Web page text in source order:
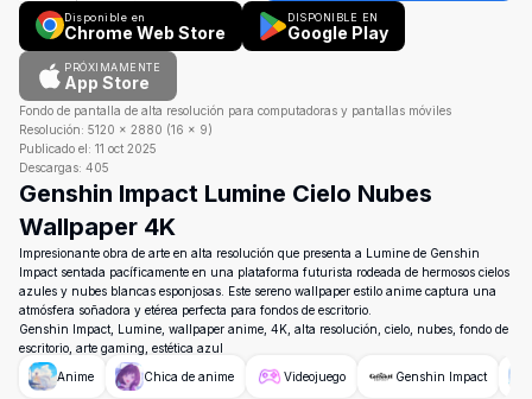
Disponible en
Chrome Web Store
DISPONIBLE EN
Google Play
PRÓXIMAMENTE
App Store
Fondo de pantalla de alta resolución para computadoras y pantallas móviles
Resolución: 5120 × 2880 (16 × 9)
Publicado el: 11 oct 2025
Descargas: 405
Genshin Impact Lumine Cielo Nubes
Wallpaper 4K
Impresionante obra de arte en alta resolución que presenta a Lumine de Genshin
Impact sentada pacíficamente en una plataforma futurista rodeada de hermosos cielos
azules y nubes blancas esponjosas. Este sereno wallpaper estilo anime captura una
atmósfera soñadora y etérea perfecta para fondos de escritorio.
Genshin Impact, Lumine, wallpaper anime, 4K, alta resolución, cielo, nubes, fondo de
escritorio, arte gaming, estética azul
Anime
Chica de anime Videojuego Genshin Impact